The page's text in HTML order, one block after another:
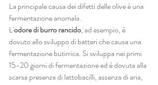
La principale causa dei difetti delle olive è una
fermentazione anomala.
L'odore di burro rancido, ad esempio, è
dovuto allo sviluppo di batteri che causa una
fermentazione butirrica. Si sviluppa nei primi
15-20 giorni di fermentazione ed è dovuta alla
scarsa presenza di lattobacilli, assenza di aria,